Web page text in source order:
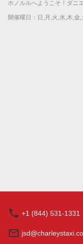
開催曜日：日,月,火,水,木,金,
+1 (844) 531-1331